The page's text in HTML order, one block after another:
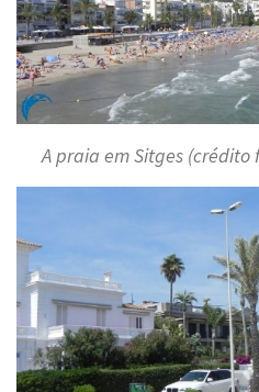
A praia em Sitges (crédito